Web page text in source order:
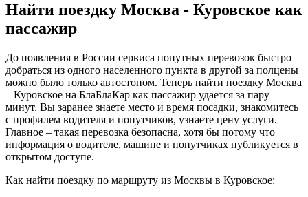
Найти поездку Москва - Куровское как
пассажир
До появления в России сервиса попутных перевозок быстро
добраться из одного населенного пункта в другой за полцены
можно было только автостопом. Теперь найти поездку Москва
– Куровское на БлаБлаКар как пассажир удается за пару
минут. Вы заранее знаете место и время посадки, знакомитесь
с профилем водителя и попутчиков, узнаете цену услуги.
Главное – такая перевозка безопасна, хотя бы потому что
информация о водителе, машине и попутчиках публикуется в
открытом доступе.
Как найти поездку по маршруту из Москвы в Куровское: